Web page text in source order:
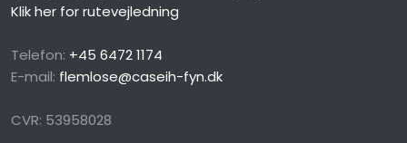
Klik her for rutevejledning
Telefon: +45 6472 1174
E-mail: flemlose@caseih-fyn.dk
CVR​: 53958028